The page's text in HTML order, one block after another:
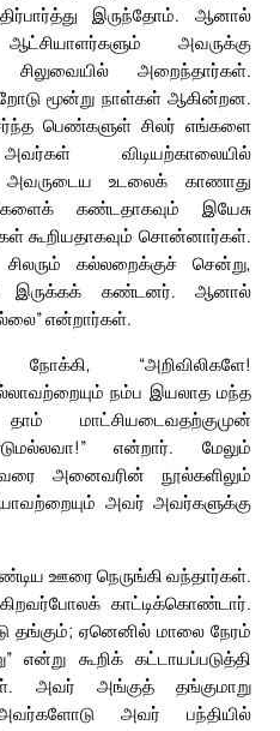
இருந்தோம். ஆனால்
அவருக்கு
அறைந்தார்கள்.
மூன்று நாள்கள் ஆகின்றன.
பெண்களுள் சிலர் எங்களை
விடியற்காலையில்
உடலைக் காணாது
கண்டதாகவும் இயேசு
கூறியதாகவும் சொன்னார்கள்.
கல்லறைக்குச் சென்று,
கண்டனர். ஆனால்
என்றார்கள்.
“அறிவிலிகளே!
நம்ப இயலாத மந்த
மாட்சியடைவதற்குமுன்
என்றார். மேலும்
அனைவரின் நூல்களிலும்
அவர் அவர்களுக்கு
ஊரை நெருங்கி வந்தார்கள்.
காட்டிக்கொண்டார்.
தங்கும்; ஏனெனில் மாலை நேரம்
என்று கூறிக் கட்டாயப்படுத்தி
அவர் அங்குத் தங்குமாறு
அவர் பந்தியில்